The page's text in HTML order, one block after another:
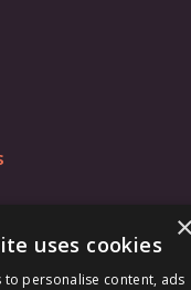
×
uses cookies
to personalise content, ads